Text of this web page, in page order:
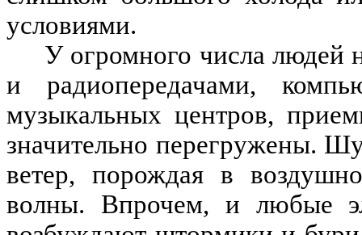
условиями.
У огромного числа людей
и радиопередачами,
музыкальных центров,
значительно перегружены.
ветер, порождая в
волны. Впрочем, и любые